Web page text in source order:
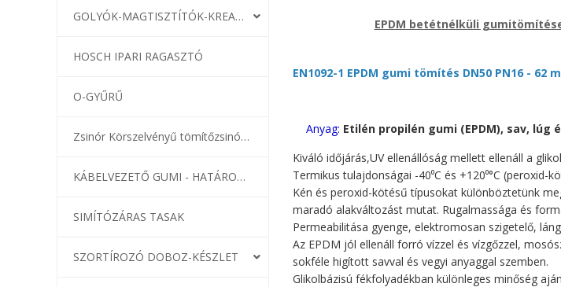
GOLYÓK-MAGTISZTÍTÓK-KREATÍV
HOSCH IPARI RAGASZTÓ
O-GYŰRŰ
Zsinór Körszelvényű tömítőzsinórok
KÁBELVEZETŐ GUMI - HATÁROLÓK
SIMÍTÓZÁRAS TASAK
SZORTÍROZÓ DOBOZ-KÉSZLET
EPDM betétnélküli
EN1092-1 EPDM gumi tömítés DN50 PN16 -
Anyag: Etilén propilén gumi (EPDM), sav,
Kiváló időjárás,UV ellenállóság mellett ellenáll a
Termikus tulajdonságai -40⁰C és +120⁰°C
Kén és peroxid-kötésű típusokat különböztetünk
maradó alakváltozást mutat. Rugalmassága és
Permeabilitása gyenge, elektromosan szigetelő,
Az EPDM jól ellenáll forró vízzel és vízgőzzel,
sokféle higított savval és vegyi anyaggal szemben.
Glikolbázisú fékfolyadékban különleges minőség